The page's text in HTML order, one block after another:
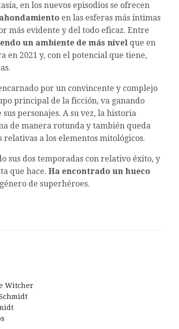
en los nuevos episodios se ofrecen
en las esferas más íntimas
más evidente y del todo eficaz. Entre
un ambiente de más nivel que en
en 2021 y, con el potencial que tiene,
por un convincente y complejo
principal de la ficción, va ganando
personajes. A su vez, la historia
de manera rotunda y también queda
relativas a los elementos mitológicos.
sus dos temporadas con relativo éxito, y
que hace. Ha encontrado un hueco
de superhéroes.
Witcher